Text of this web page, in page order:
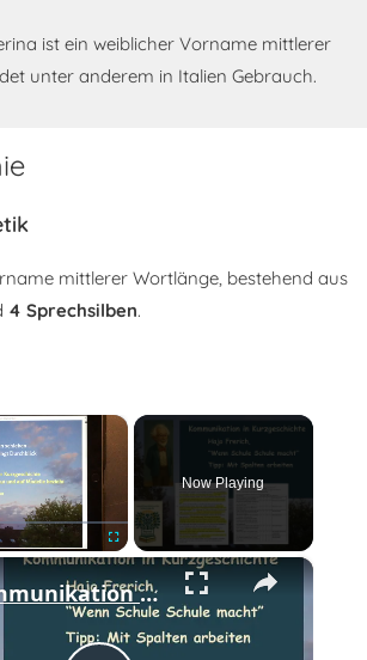
ist ein weiblicher Vorname mittlerer
unter anderem in Italien Gebrauch.
mittlerer Wortlänge, bestehend aus
4 Sprechsilben.
×
Fullscreen
Now Playing
×
Kommunikation mit Spaltenhilfe prüfen - Kurzgeschichte "Wenn Schule Schule macht"